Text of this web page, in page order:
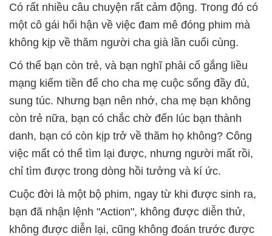
Có rất nhiều câu chuyện rất cảm động. Trong đó có
một cô gái hối hận về việc đam mê đóng phim mà
không kịp về thăm người cha già lần cuối cùng.
Có thể bạn còn trẻ, và bạn nghĩ phải cố gắng liều
mạng kiếm tiền để cho cha mẹ cuộc sống đầy đủ,
sung túc. Nhưng bạn nên nhớ, cha mẹ bạn không
còn trẻ nữa, bạn có chắc chờ đến lúc bạn thành
danh, bạn có còn kịp trở về thăm họ không? Công
việc mất có thể tìm lại được, nhưng người mất rồi,
chỉ tìm được trong dòng hồi tưởng và kí ức.
Cuộc đời là một bộ phim, ngay từ khi được sinh ra,
bạn đã nhận lệnh "Action", không được diễn thử,
không được diễn lại, cũng không đoán trước được